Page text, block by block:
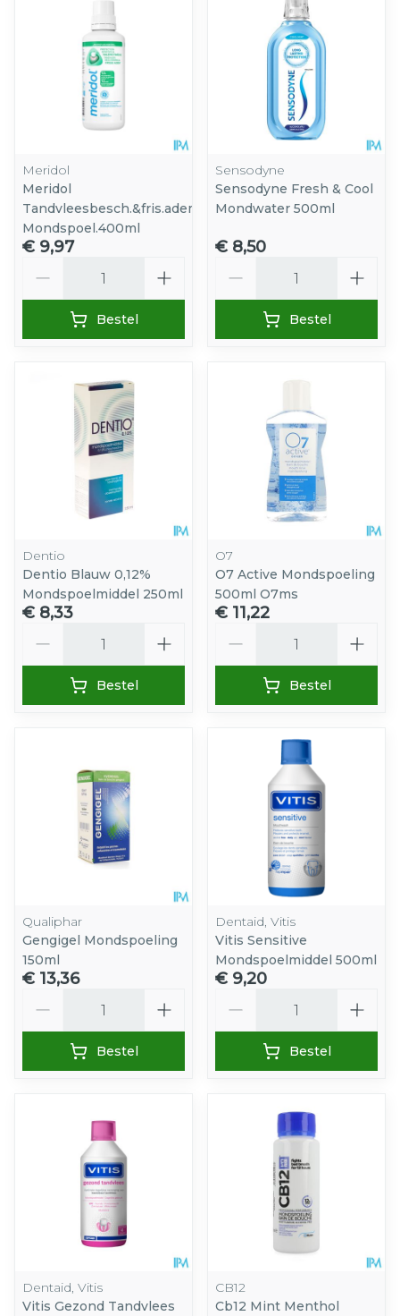
Meridol
Meridol
Tandvleesbesch.&fris.adem
Mondspoel.400ml
€ 9,97
Bestel
Sensodyne
Sensodyne Fresh & Cool
Mondwater 500ml
€ 8,50
Bestel
Dentio
Dentio Blauw 0,12%
Mondspoelmiddel 250ml
€ 8,33
Bestel
O7
O7 Active Mondspoeling
500ml O7ms
€ 11,22
Bestel
Qualiphar
Gengigel Mondspoeling
150ml
€ 13,36
Bestel
Dentaid, Vitis
Vitis Sensitive
Mondspoelmiddel 500ml
€ 9,20
Bestel
Dentaid, Vitis
Vitis Gezond Tandvlees
CB12
Cb12 Mint Menthol